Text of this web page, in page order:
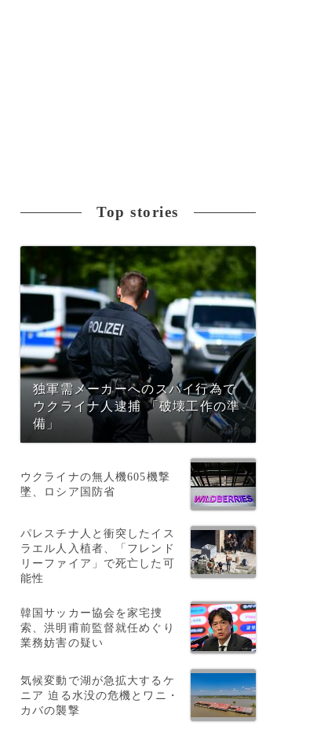
Top stories
独軍需メーカーへのスパイ行為で
ウクライナ人逮捕 「破壊工作の準
備」
ウクライナの無人機605機撃
墜、ロシア国防省
パレスチナ人と衝突したイス
ラエル人入植者、「フレンド
リーファイア」で死亡した可
能性
韓国サッカー協会を家宅捜
索、洪明甫前監督就任めぐり
業務妨害の疑い
気候変動で湖が急拡大するケ
ニア 迫る水没の危機とワニ・
カバの襲撃